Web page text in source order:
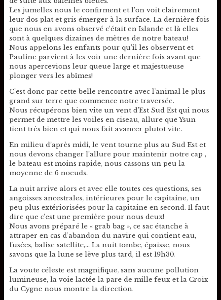
Les jumelles nous le confirment et l’on voit clairement
leur dos plat et gris émerger à la surface. La dernière fois
que nous en avons observé c’était en Islande et là elles
sont à quelques dizaines de mètres de notre bateau!
Nous appelons les enfants pour qu’il les observent et
Pauline parvient à les voir une dernière fois avant que
nous apercevions leur queue large et majestueuse
plonger vers les abîmes!
C’est donc par cette belle rencontre avec l’animal le plus
grand sur terre que commence notre traversée.
Nous récupérons bien vite un vent d’Est Sud Est qui nous
permet de mettre les voiles en ciseau, allure que Ysun
tient très bien et qui nous fait avancer plutot vite.
En milieu d’après midi, le vent tourne plus au Sud Est et
nous devons changer l’allure pour maintenir notre cap ,
le bateau est moins rapide, nous cassons un peu la
moyenne de 6 noeuds.
La nuit arrive alors et avec elle toutes ces questions, ses
angoisses ancestrales, intérieures pour le capitaine, un
peu plus extériorisées pour la capitaine en second. Il faut
dire que c’est une première pour nous deux!
Nous avons préparé le « grab bag », ce sac étanche à
attraper en cas d’abandon du navire qui contient eau,
fusées, balise satellite,… La nuit tombe, épaisse, nous
savons que la lune se lève plus tard, il est 19h30.
La voute céleste est magnifique, sans aucune pollution
lumineuse, la voie lactée la pare de mille feux et la Croix
du Cygne nous montre la direction.